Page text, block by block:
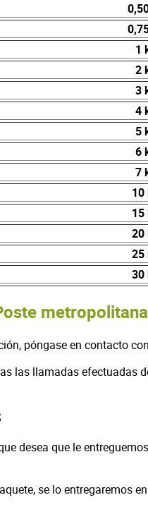
1
2
3
4
5
6
7
10
15
20
25
30
póngase en contacto
las llamadas efectuadas
desea que le
se lo entregaremos